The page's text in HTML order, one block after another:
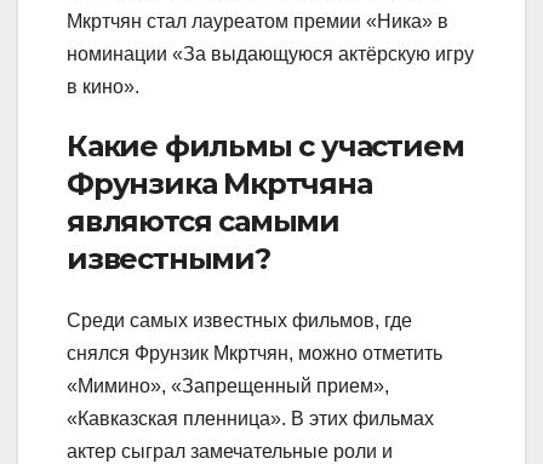
Мкртчян стал лауреатом премии «Ника» в
номинации «За выдающуюся актёрскую игру
в кино».
Какие фильмы с участием
Фрунзика Мкртчяна
являются самыми
известными?
Среди самых известных фильмов, где
снялся Фрунзик Мкртчян, можно отметить
«Мимино», «Запрещенный прием»,
«Кавказская пленница». В этих фильмах
актер сыграл замечательные роли и